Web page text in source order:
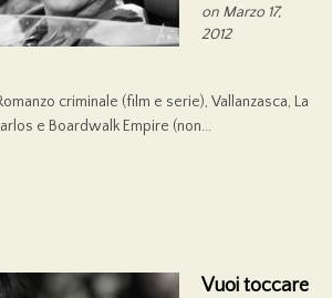
on Marzo 17,
2012
criminale (film e serie), Vallanzasca, La
e Boardwalk Empire (non...
Vuoi toccare